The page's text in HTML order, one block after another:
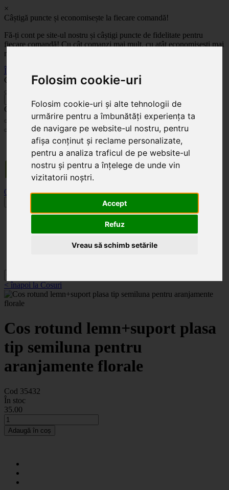
Folosim cookie-uri
Folosim cookie-uri și alte tehnologii de
urmărire pentru a îmbunătăți experiența ta
de navigare pe website-ul nostru, pentru
afișa conținut și reclame personalizate,
pentru a analiza traficul de pe website-ul
nostru și pentru a înțelege de unde vin
vizitatorii noștri.
Accept
Refuz
Vreau să schimb setările
×
Câștigă puncte și economisește la fiecare comandă!
Fă-ți cont pe site-ul nostru și câștigi puncte de fidelitate pentru
fiecare comandă! Cu cât comanzi mai mult, cu atât economisești mai
mult!
Înregistrează-te acum
Celoplast
Celoplast
Transportul este GRATUIT pentru comenzile mai mari de 350 Lei. Comanda minimă în
valoare de 100 Lei. Expediere în 1 - 2 zile lucrătoare.
0
< înapoi la Cosuri
Cos rotund lemn+suport plasa
tip semiluna pentru
aranjamente florale
Cod 35432
În stoc
35.00
Adaugă în coș